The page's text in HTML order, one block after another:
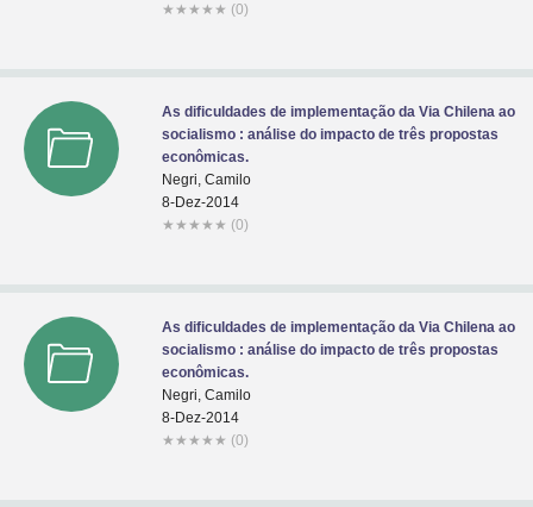
★ ★ ★ ★ ★ (0)
As dificuldades de implementação da Via Chilena ao
socialismo : análise do impacto de três propostas
econômicas.
Negri, Camilo
8-Dez-2014
★ ★ ★ ★ ★ (0)
As dificuldades de implementação da Via Chilena ao
socialismo : análise do impacto de três propostas
econômicas.
Negri, Camilo
8-Dez-2014
★ ★ ★ ★ ★ (0)